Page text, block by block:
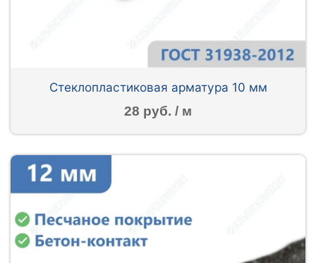
Стеклопластиковая арматура 10 мм
28 руб. / м